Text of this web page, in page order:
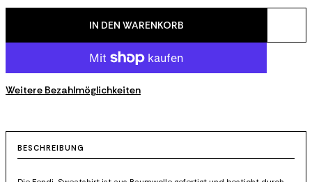
IN DEN WARENKORB
Weitere Bezahlmöglichkeiten
BESCHREIBUNG